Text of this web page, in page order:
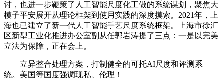
讨，也进一步鞭策了人工智能尺度化工做的系统谋划，聚焦大
模子平安展开从理论框架到使用实践的深度摸索。2021年，上
海也已建立了新一代人工智能手艺尺度系统框架。上海市徐汇
区新型工业化推进办公室副从任郭岩涛提了三点：一是以完美
立法为保障，正在会上。
立异整合处理方案，打制健全的可托AI尺度和评测系
统。美国等国度强调现私、伦理！